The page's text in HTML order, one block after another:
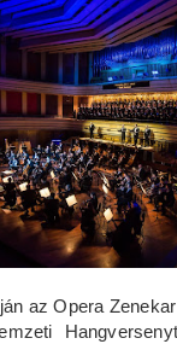
az Opera